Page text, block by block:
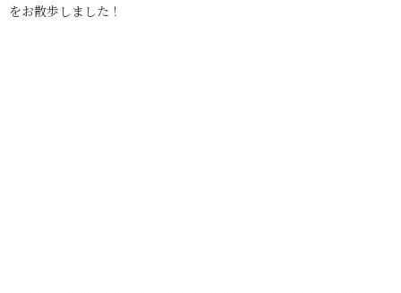
をお散歩しました！